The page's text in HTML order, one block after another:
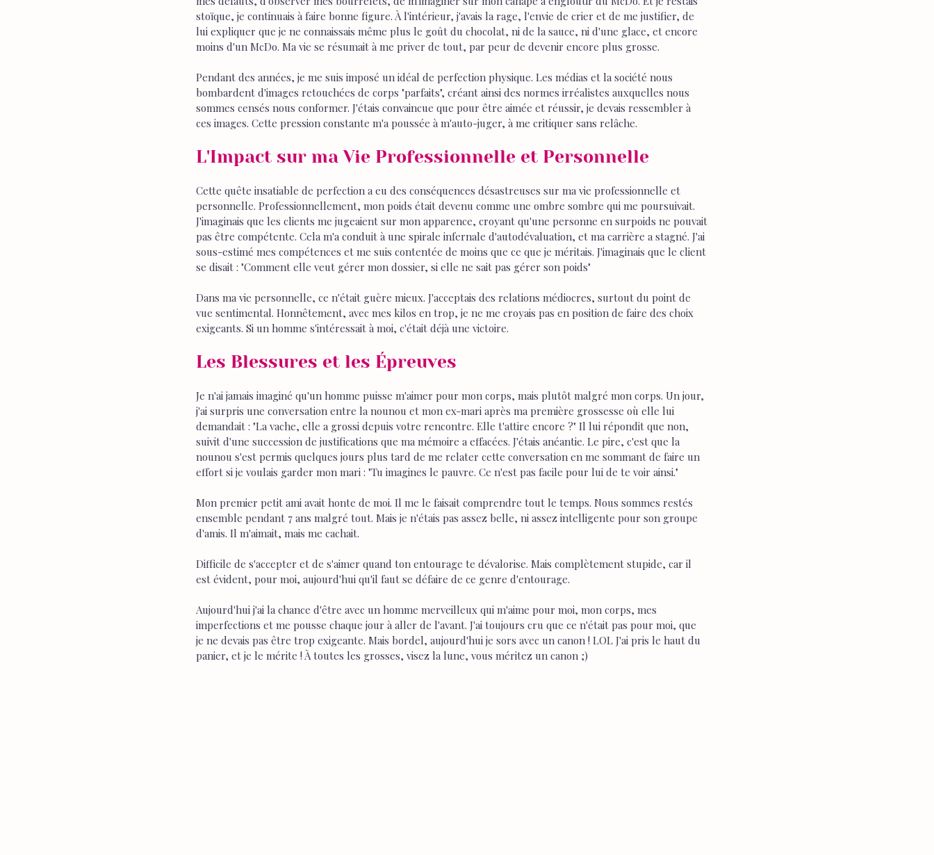
stoïque, je continuais à faire bonne figure. À l'intérieur, j'avais la rage, l'envie de crier et de me justifier, de
lui expliquer que je ne connaissais même plus le goût du chocolat, ni de la sauce, ni d'une glace, et encore
moins d'un McDo. Ma vie se résumait à me priver de tout, par peur de devenir encore plus grosse.
Pendant des années, je me suis imposé un idéal de perfection physique. Les médias et la société nous
bombardent d'images retouchées de corps "parfaits", créant ainsi des normes irréalistes auxquelles nous
sommes censés nous conformer. J'étais convaincue que pour être aimée et réussir, je devais ressembler à
ces images. Cette pression constante m'a poussée à m'auto-juger, à me critiquer sans relâche.
L'Impact sur ma Vie Professionnelle et Personnelle
Cette quête insatiable de perfection a eu des conséquences désastreuses sur ma vie professionnelle et
personnelle. Professionnellement, mon poids était devenu comme une ombre sombre qui me poursuivait.
J'imaginais que les clients me jugeaient sur mon apparence, croyant qu'une personne en surpoids ne pouvait
pas être compétente. Cela m'a conduit à une spirale infernale d'autodévaluation, et ma carrière a stagné. J'ai
sous-estimé mes compétences et me suis contentée de moins que ce que je méritais. J'imaginais que le client
se disait : "Comment elle veut gérer mon dossier, si elle ne sait pas gérer son poids"
Dans ma vie personnelle, ce n'était guère mieux. J'acceptais des relations médiocres, surtout du point de
vue sentimental. Honnêtement, avec mes kilos en trop, je ne me croyais pas en position de faire des choix
exigeants. Si un homme s'intéressait à moi, c'était déjà une victoire.
Les Blessures et les Épreuves
Je n'ai jamais imaginé qu'un homme puisse m'aimer pour mon corps, mais plutôt malgré mon corps. Un jour,
j'ai surpris une conversation entre la nounou et mon ex-mari après ma première grossesse où elle lui
demandait : "La vache, elle a grossi depuis votre rencontre. Elle t'attire encore ?" Il lui répondit que non,
suivit d'une succession de justifications que ma mémoire a effacées. J'étais anéantie. Le pire, c'est que la
nounou s'est permis quelques jours plus tard de me relater cette conversation en me sommant de faire un
effort si je voulais garder mon mari : "Tu imagines le pauvre. Ce n'est pas facile pour lui de te voir ainsi."
Mon premier petit ami avait honte de moi. Il me le faisait comprendre tout le temps. Nous sommes restés
ensemble pendant 7 ans malgré tout. Mais je n'étais pas assez belle, ni assez intelligente pour son groupe
d'amis. Il m'aimait, mais me cachait.
Difficile de s'accepter et de s'aimer quand ton entourage te dévalorise. Mais complètement stupide, car il
est évident, pour moi, aujourd'hui qu'il faut se défaire de ce genre d'entourage.
Aujourd'hui j'ai la chance d'être avec un homme merveilleux qui m'aime pour moi, mon corps, mes
imperfections et me pousse chaque jour à aller de l'avant. J'ai toujours cru que ce n'était pas pour moi, que
je ne devais pas être trop exigeante. Mais bordel, aujourd'hui je sors avec un canon ! LOL J'ai pris le haut du
panier, et je le mérite ! À toutes les grosses, visez la lune, vous méritez un canon ;)